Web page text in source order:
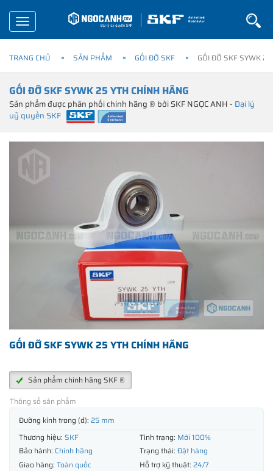
Toggle
navigation
TRANG CHỦ SẢN PHẨM GỐI ĐỠ SKF GỐI ĐỠ SKF SYWK
GỐI ĐỠ SKF SYWK 25 YTH CHÍNH HÃNG
Sản phẩm được phân phối chính hãng ® bởi SKF NGỌC ANH -Đại lý
uỷ quyền SKF
GỐI ĐỠ SKF SYWK 25 YTH CHÍNH HÃNG
Sản phẩm chính hãng SKF ®
Thông số sản phẩm
Đường kính trong (d): 25 mm
Thương hiệu: SKF Tình trạng: Mới 100%
Bảo hành: Chính hãng Trạng thái: Đặt hàng
Giao hàng: Toàn quốc Hỗ trợ kỹ thuật: 24/7